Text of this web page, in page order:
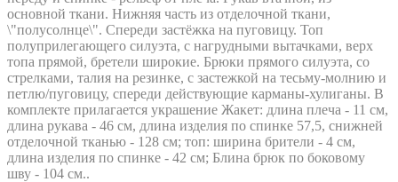
основной ткани. Нижняя часть из отделочной ткани,
\"полусолнце\". Спереди застёжка на пуговицу. Топ
полуприлегающего силуэта, с нагрудными вытачками, верх
топа прямой, бретели широкие. Брюки прямого силуэта, со
стрелками, талия на резинке, с застежкой на тесьму-молнию и
петлю/пуговицу, спереди действующие карманы-хулиганы. В
комплекте прилагается украшение Жакет: длина плеча - 11 см,
длина рукава - 46 см, длина изделия по спинке 57,5, снижней
отделочной тканью - 128 см; топ: ширина брители - 4 см,
длина изделия по спинке - 42 см; Блина брюк по боковому
шву - 104 см..